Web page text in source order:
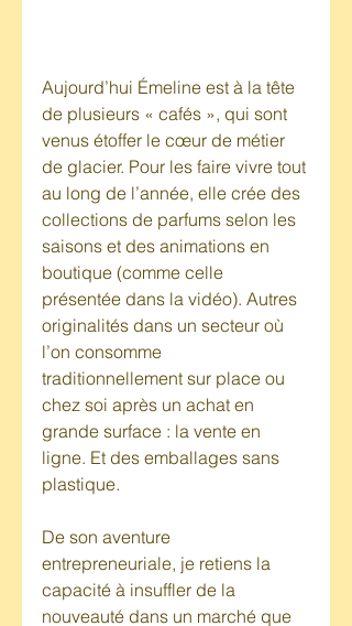
Aujourd’hui Émeline est à la tête
de plusieurs « cafés », qui sont
venus étoffer le cœur de métier
de glacier. Pour les faire vivre tout
au long de l’année, elle crée des
collections de parfums selon les
saisons et des animations en
boutique (comme celle
présentée dans la vidéo). Autres
originalités dans un secteur où
l’on consomme
traditionnellement sur place ou
chez soi après un achat en
grande surface : la vente en
ligne. Et des emballages sans
plastique.
De son aventure
entrepreneuriale, je retiens la
capacité à insuffler de la
nouveauté dans un marché que